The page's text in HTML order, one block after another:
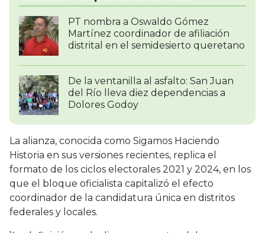
PT nombra a Oswaldo Gómez
Martínez coordinador de afiliación
distrital en el semidesierto queretano
De la ventanilla al asfalto: San Juan
del Río lleva diez dependencias a
Dolores Godoy
La alianza, conocida como Sigamos Haciendo
Historia en sus versiones recientes, replica el
formato de los ciclos electorales 2021 y 2024, en los
que el bloque oficialista capitalizó el efecto
coordinador de la candidatura única en distritos
federales y locales.